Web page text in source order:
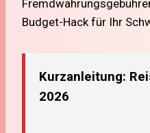
Budget-Hack für Ihr
Kurzanleitung:
2026